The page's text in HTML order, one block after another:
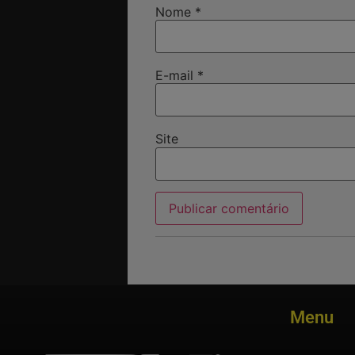
Nome *
E-mail *
Site
Menu